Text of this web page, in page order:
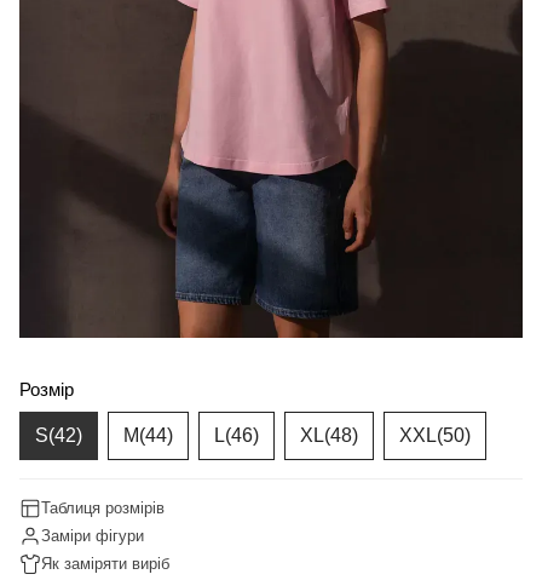
Розмір
S(42) M(44) L(46) XL(48) XXL(50)
Таблиця розмірів
Заміри фігури
Як заміряти виріб